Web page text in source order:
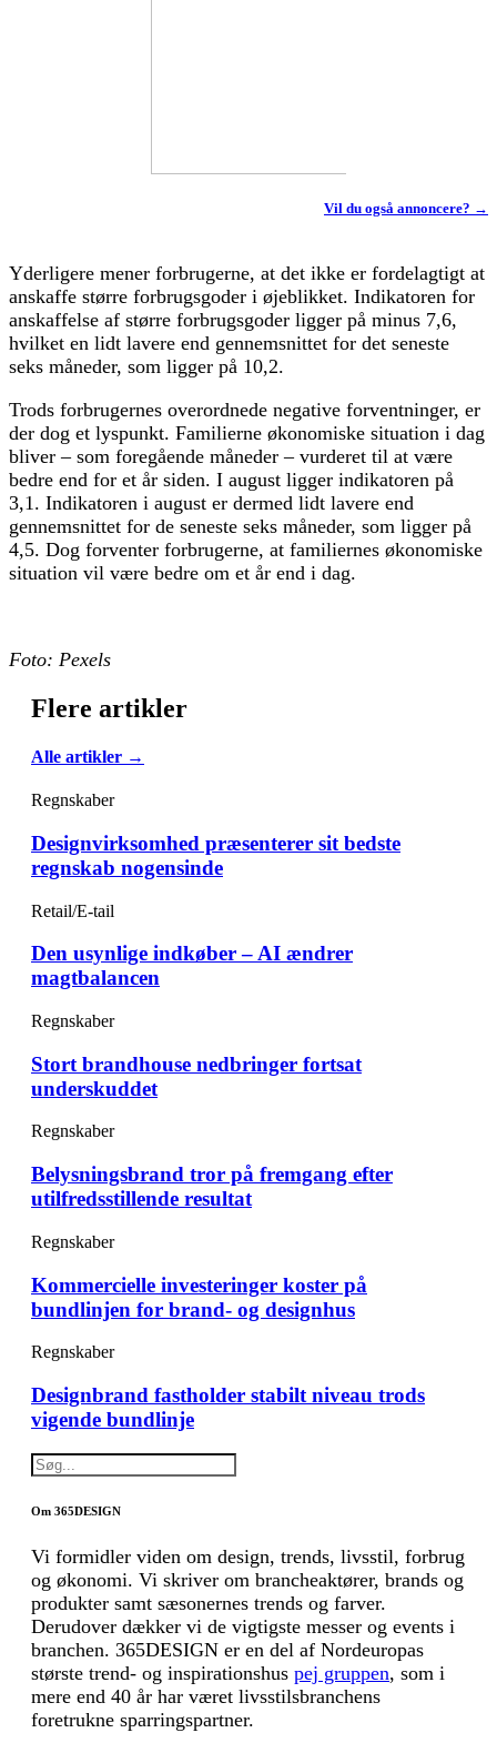
Vil du også annoncere? →
Yderligere mener forbrugerne, at det ikke er fordelagtigt at
anskaffe større forbrugsgoder i øjeblikket. Indikatoren for
anskaffelse af større forbrugsgoder ligger på minus 7,6,
hvilket en lidt lavere end gennemsnittet for det seneste
seks måneder, som ligger på 10,2.
Trods forbrugernes overordnede negative forventninger, er
der dog et lyspunkt. Familierne økonomiske situation i dag
bliver – som foregående måneder – vurderet til at være
bedre end for et år siden. I august ligger indikatoren på
3,1. Indikatoren i august er dermed lidt lavere end
gennemsnittet for de seneste seks måneder, som ligger på
4,5. Dog forventer forbrugerne, at familiernes økonomiske
situation vil være bedre om et år end i dag.
Foto: Pexels
Flere artikler
Alle artikler →
Regnskaber
Designvirksomhed præsenterer sit bedste
regnskab nogensinde
Retail/E-tail
Den usynlige indkøber – AI ændrer
magtbalancen
Regnskaber
Stort brandhouse nedbringer fortsat
underskuddet
Regnskaber
Belysningsbrand tror på fremgang efter
utilfredsstillende resultat
Regnskaber
Kommercielle investeringer koster på
bundlinjen for brand- og designhus
Regnskaber
Designbrand fastholder stabilt niveau trods
vigende bundlinje
Om 365DESIGN
Vi formidler viden om design, trends, livsstil, forbrug
og økonomi. Vi skriver om brancheaktører, brands og
produkter samt sæsonernes trends og farver.
Derudover dækker vi de vigtigste messer og events i
branchen. 365DESIGN er en del af Nordeuropas
største trend- og inspirationshus pej gruppen, som i
mere end 40 år har været livsstilsbranchens
foretrukne sparringspartner.